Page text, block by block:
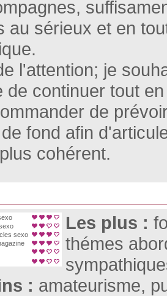
au sérieux et en
l'attention; je
de continuer tout
de
fond afin
cohérent.
sexo
Les plus :
thémes
: amateurisme,